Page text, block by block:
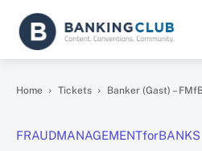
Home Tickets Banker (Gast) –
FRAUDMANAGEMENTforBANKS